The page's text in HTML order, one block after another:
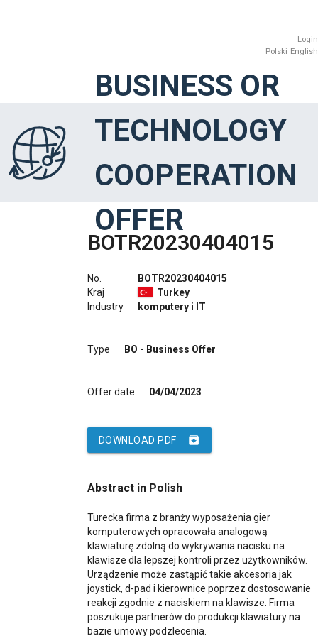
Login
Polski English
BUSINESS OR
TECHNOLOGY
COOPERATION
OFFER
BOTR20230404015
No.
Kraj
Industry
BOTR20230404015
Turkey
komputery i IT
Type BO - Business Offer
Offer date 04/04/2023
archive
DOWNLOAD PDF
Abstract in Polish
Turecka firma z branży wyposażenia gier
komputerowych opracowała analogową
klawiaturę zdolną do wykrywania nacisku na
klawisze dla lepszej kontroli przez użytkowników.
Urządzenie może zastąpić takie akcesoria jak
joystick, d-pad i kierownice poprzez dostosowanie
reakcji zgodnie z naciskiem na klawisze. Firma
poszukuje partnerów do produkcji klawiatury na
bazie umowy podzlecenia.